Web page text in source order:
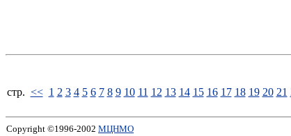
стp. << 1 2 3 4 5 6 7 8 9 10 11 12 13 14 15 16 17 18 19 20 21
Copyright ©1996-2002 МЦНМО